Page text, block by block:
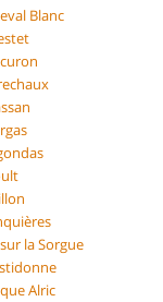
Blanc
la Sorgue
Alric